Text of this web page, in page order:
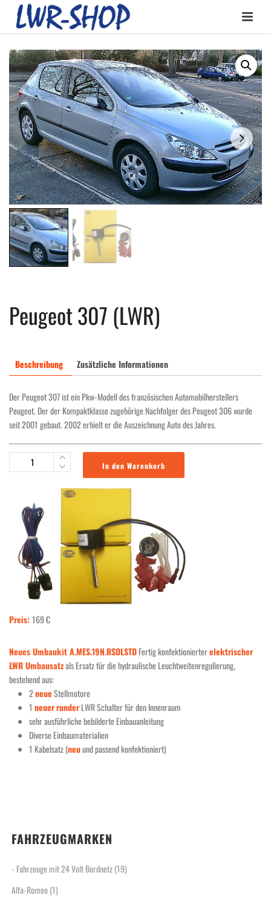
Peugeot 307 (LWR)
Beschreibung Zusätzliche Informationen
Der Peugeot 307 ist ein Pkw-Modell des französischen Automobilherstellers
Peugeot. Der der Kompaktklasse zugehörige Nachfolger des Peugeot 306 wurde
seit 2001 gebaut. 2002 erhielt er die Auszeichnung Auto des Jahres.
In den Warenkorb
Preis: 169 €
Neues Umbaukit A.MES.19N.RSOLSTDFertig konfektionierterelektrischer
LWR Umbausatzals Ersatz für die hydraulische Leuchtweitenregulierung,
bestehend aus:
2neueStellmotore
1 neuerrunderLWR Schalter für den Innenraum
sehr ausführliche bebilderte Einbauanleitung
Diverse Einbaumaterialien
1 Kabelsatz (neuund passend konfektioniert)
FAHRZEUGMARKEN
- Fahrzeuge mit 24 Volt Bordnetz(19)
Alfa-Romeo(1)